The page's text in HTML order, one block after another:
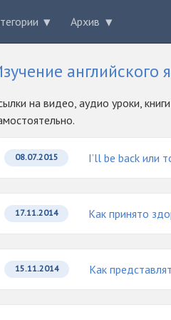
Архив
английского
на видео, аудио уроки,
08.07.2015 I’ll be back или
17.11.2014 Как принято
15.11.2014 Как